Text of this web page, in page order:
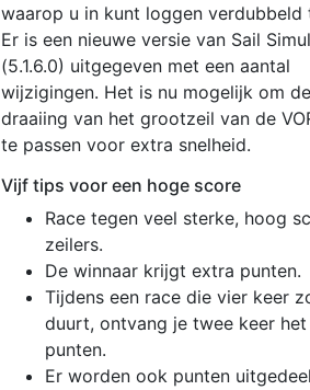
waarop u in kunt loggen verdubbeld
Er is een nieuwe versie van Sail
(5.1.6.0) uitgegeven met een aantal
wijzigingen. Het is nu mogelijk om de
draaiing van het grootzeil van de
te passen voor extra snelheid.
Vijf tips voor een hoge score
Race tegen veel sterke, hoog
zeilers.
De winnaar krijgt extra punten.
Tijdens een race die vier keer
duurt, ontvang je twee keer
punten.
Er worden ook punten